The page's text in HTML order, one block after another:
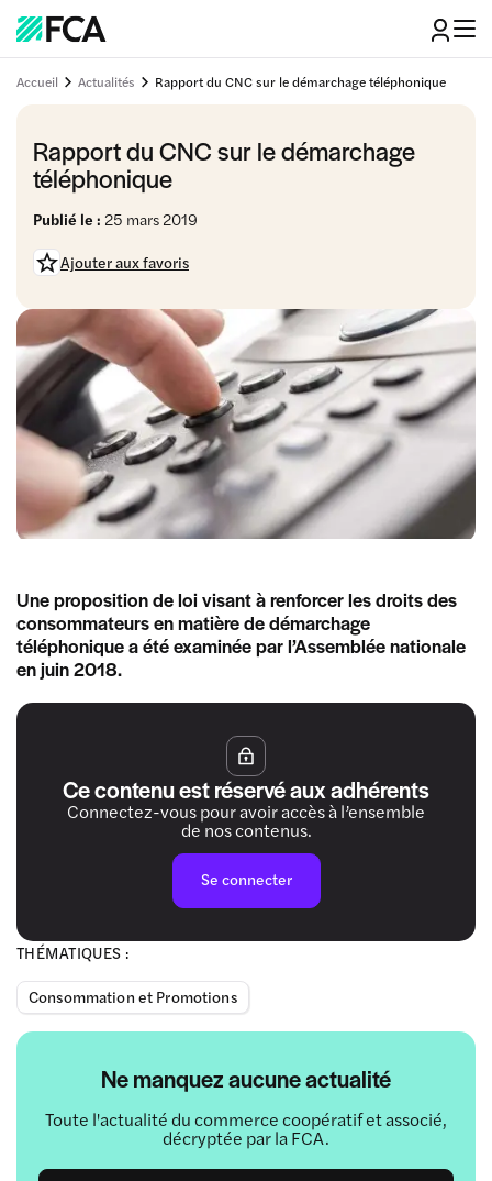
Accueil Actualités Rapport du CNC sur le démarchage téléphonique
Rapport du CNC sur le démarchage
téléphonique
Publié le : 25 mars 2019
Ajouter aux favoris
THÉMATIQUES :
Consommation et Promotions
Ne manquez aucune actualité
Toute l'actualité du commerce coopératif et associé,
décryptée par la FCA.
Une proposition de loi visant à renforcer les droits des
consommateurs en matière de démarchage
téléphonique a été examinée par l’Assemblée nationale
en juin 2018.
Ce contenu est réservé aux adhérents
Connectez-vous pour avoir accès à l’ensemble
de nos contenus.
Se connecter